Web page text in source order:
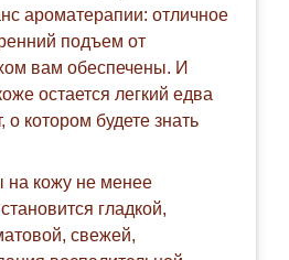
ароматерапии: отличное
подъем от
вам обеспечены. И
остается легкий едва
котором будете знать
на кожу не менее
гладкой,
свежей,